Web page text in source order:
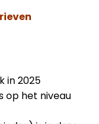
in 2025
op het niveau